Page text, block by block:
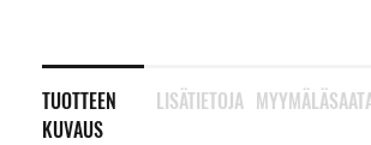
TUOTTEEN
KUVAUS
LISÄTIETOJA